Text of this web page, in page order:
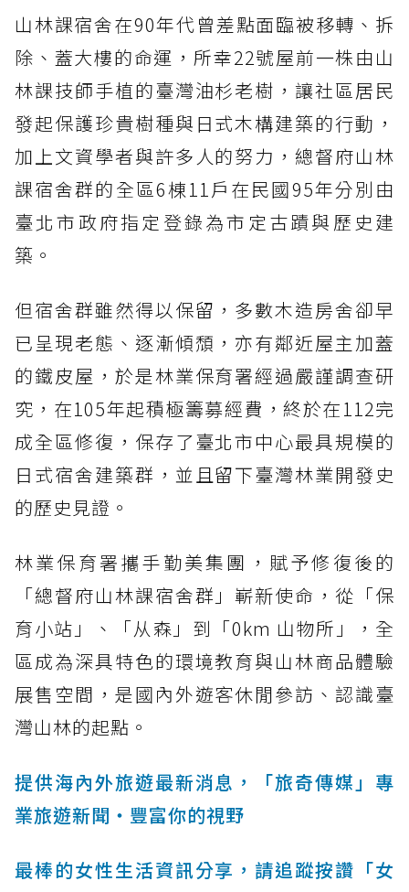
山林課宿舍在90年代曾差點面臨被移轉、拆
除、蓋大樓的命運，所幸22號屋前一株由山
林課技師手植的臺灣油杉老樹，讓社區居民
發起保護珍貴樹種與日式木構建築的行動，
加上文資學者與許多人的努力，總督府山林
課宿舍群的全區6棟11戶在民國95年分別由
臺北市政府指定登錄為市定古蹟與歷史建
築。
但宿舍群雖然得以保留，多數木造房舍卻早
已呈現老態、逐漸傾頹，亦有鄰近屋主加蓋
的鐵皮屋，於是林業保育署經過嚴謹調查研
究，在105年起積極籌募經費，終於在112完
成全區修復，保存了臺北市中心最具規模的
日式宿舍建築群，並且留下臺灣林業開發史
的歷史見證。
林業保育署攜手勤美集團，賦予修復後的
「總督府山林課宿舍群」嶄新使命，從「保
育小站」、「从森」到「0km 山物所」，全
區成為深具特色的環境教育與山林商品體驗
展售空間，是國內外遊客休閒參訪、認識臺
灣山林的起點。
提供海內外旅遊最新消息，「旅奇傳媒」專
業旅遊新聞‧豐富你的視野
最棒的女性生活資訊分享，請追蹤按讚「女